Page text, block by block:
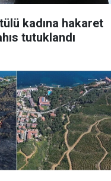
kadına hakaret
tutuklandı